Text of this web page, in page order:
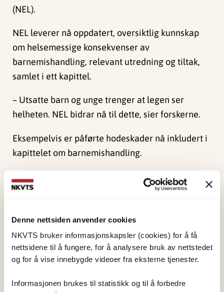
Denne nettsiden anvender cookies
NKVTS bruker informasjonskapsler (cookies) for å få
nettsidene til å fungere, for å analysere bruk av nettstedet
og for å vise innebygde videoer fra eksterne tjenester.
Informasjonen brukes til statistikk og til å forbedre
(NEL).
NEL leverer nå oppdatert, oversiktlig kunnskap
om helsemessige konsekvenser av
barnemishandling, relevant utredning og tiltak,
samlet i ett kapittel.
– Utsatte barn og unge trenger at legen ser
helheten. NEL bidrar nå til dette, sier forskerne.
Eksempelvis er påførte hodeskader nå inkludert i
kapittelet om barnemishandling.
– Påførte hodeskader
er inkludert som en
ekstremt alvorlig
konsekvens av vold
mot barn. Grunnen til
sammenslåingen er
at det var lite